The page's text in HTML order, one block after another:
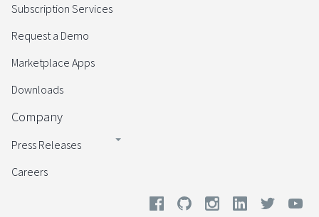
Subscription Services
Request a Demo
Marketplace Apps
Downloads
Company
Press Releases
Careers